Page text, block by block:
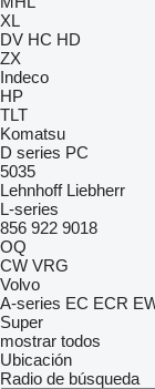
XL
DV HC HD
ZX
Indeco
HP
TLT
Komatsu
D series PC
5035
Lehnhoff Liebherr
L-series
856 922 9018
OQ
CW VRG
Volvo
A-series EC ECR
Super
mostrar todos
Ubicación
Radio de búsqueda